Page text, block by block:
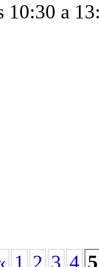
10:30 a
1 2 3 4 5